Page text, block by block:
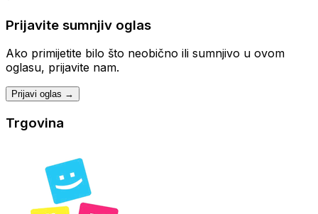
Prijavite sumnjiv oglas
Ako primijetite bilo što neobično ili sumnjivo u ovom
oglasu, prijavite nam.
Prijavi oglas →
Trgovina